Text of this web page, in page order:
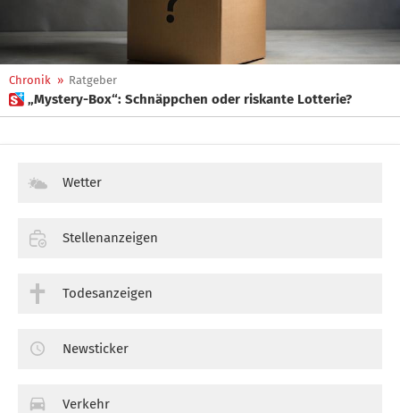
Chronik » Ratgeber
 „Mystery-Box“: Schnäppchen oder riskante Lotterie?
Wetter
Stellenanzeigen
Todesanzeigen
Newsticker
Verkehr